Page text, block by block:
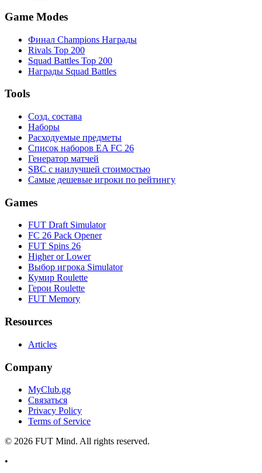
Game Modes
Финал Champions Награды
Rivals Top 200
Squad Battles Top 200
Награды Squad Battles
Tools
Созд. состава
Наборы
Расходуемые предметы
Список наборов EA FC 26
Генератор матчей
SBC с наилучшей стоимостью
Самые дешевые игроки по рейтингу
Games
FUT Draft Simulator
FC 26 Pack Opener
FUT Spins 26
Higher or Lower
Выбор игрока Simulator
Кумир Roulette
Герои Roulette
FUT Memory
Resources
Articles
Company
MyClub.gg
Связаться
Privacy Policy
Terms of Service
© 2026 FUT Mind. All rights reserved.
•